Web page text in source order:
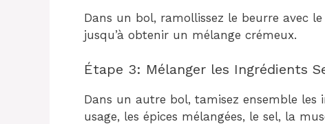
Dans un bol, ramollissez le beurre avec
jusqu’à obtenir un mélange crémeux.
Étape 3: Mélanger les Ingrédients
Dans un autre bol, tamisez ensemble
usage, les épices mélangées, le sel, la